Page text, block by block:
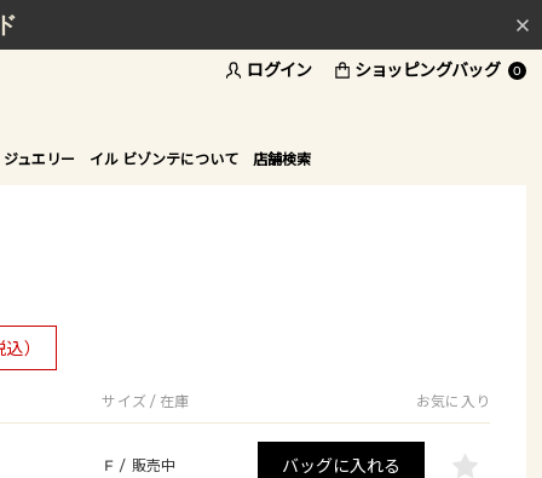
ログイン ショッピングバッグ 0
ュエリー イル ビゾンテについて 店舗検索
）
サイズ / 在庫 お気に入り
F / 販売中 バッグに入れる